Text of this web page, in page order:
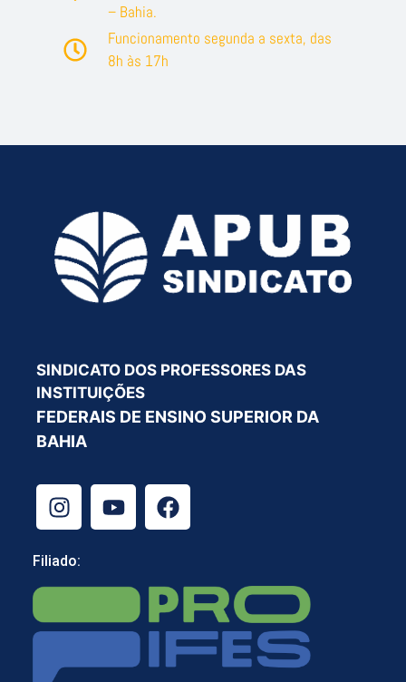
– Bahia.
Funcionamento segunda a sexta, das
8h às 17h
SINDICATO DOS PROFESSORES DAS
INSTITUIÇÕES
FEDERAIS DE ENSINO SUPERIOR DA
BAHIA
Filiado: